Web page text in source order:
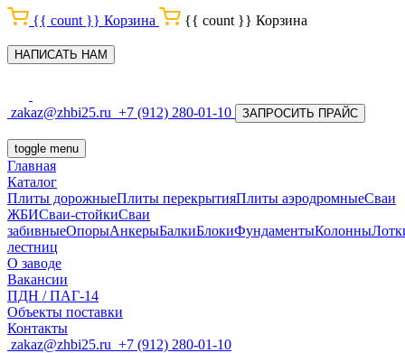
{{ count }} Корзина {{ count }} Корзина
НАПИСАТЬ НАМ
zakaz@zhbi25.ru +7 (912) 280-01-10 ЗАПРОСИТЬ ПРАЙС
toggle menu
Главная
Каталог
Плиты дорожныеПлиты перекрытияПлиты аэродромныеСваи
ЖБИСваи-стойкиСваи
забивныеОпорыАнкерыБалкиБлокиФундаментыКолонны
лестниц
О заводе
Вакансии
ПДН / ПАГ-14
Объекты поставки
Контакты
zakaz@zhbi25.ru +7 (912) 280-01-10